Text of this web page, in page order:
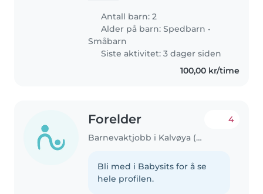
Antall barn: 2
Alder på barn:Spedbarn •
Småbarn
Siste aktivitet: 3 dager siden
100,00 kr/time
Forelder
Barnevaktjobb i Kalvøya (Akershus)
4
Bli med i Babysits for å se
hele profilen.